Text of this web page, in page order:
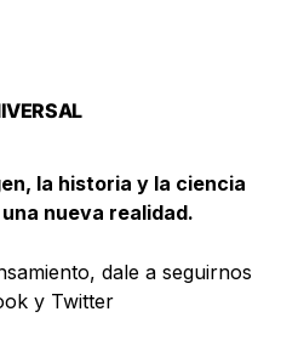
la historia y la ciencia
nueva realidad.
dale a seguirnos
y Twitter